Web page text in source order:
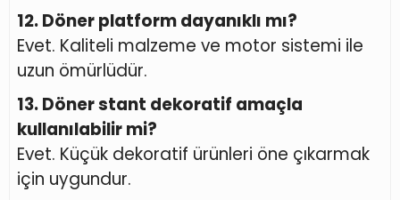
12. Döner platform dayanıklı mı?
Evet. Kaliteli malzeme ve motor sistemi ile
uzun ömürlüdür.
13. Döner stant dekoratif amaçla
kullanılabilir mi?
Evet. Küçük dekoratif ürünleri öne çıkarmak
için uygundur.